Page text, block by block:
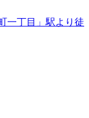
一丁目」駅より徒